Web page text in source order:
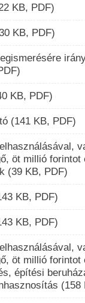
KB, PDF)
KB, PDF)
KB, PDF)
(141 KB, PDF)
öt millió forintot
(39 KB, PDF)
KB, PDF)
KB, PDF)
öt millió forintot
építési
(158